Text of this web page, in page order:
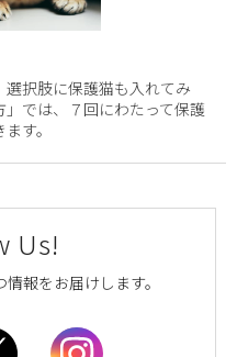
択肢に保護猫も入れてみ
では、７回にわたって保護
す。
Us!
報をお届けします。